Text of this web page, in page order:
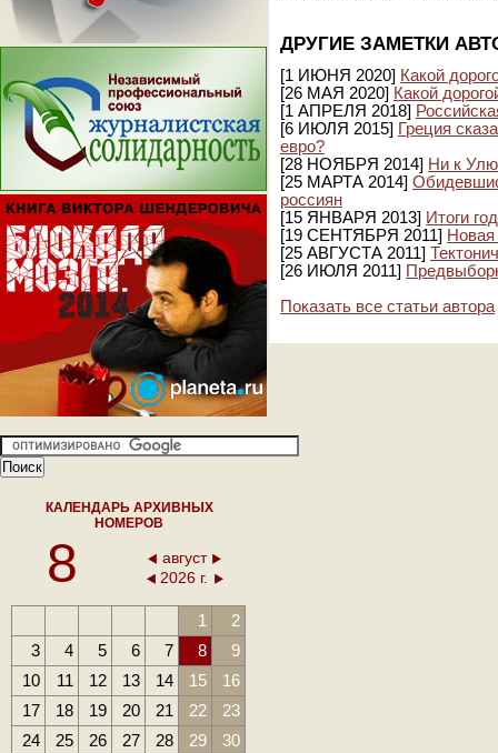
КАЛЕНДАРЬ АРХИВНЫХ
НОМЕРОВ
8
август
2026 г.
1
2
3
4 5 6 7 8
9
10
11 12 13 14 15
16
17
18 19 20 21 22
23
24
25 26 27 28 29
30
ДРУГИЕ ЗАМЕТКИ
[1 ИЮНЯ 2020] Какой
[26 МАЯ 2020] Какой
[1 АПРЕЛЯ 2018]
[6 ИЮЛЯ 2015] Греция
евро?
[28 НОЯБРЯ 2014] Ни к
[25 МАРТА 2014]
россиян
[15 ЯНВАРЯ 2013] Итоги
[19 СЕНТЯБРЯ 2011] Новая
[25 АВГУСТА 2011]
[26 ИЮЛЯ 2011]
Показать все статьи автора